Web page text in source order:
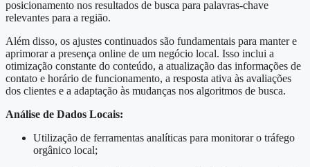
posicionamento nos resultados de busca para palavras-chave
relevantes para a região.
Além disso, os ajustes continuados são fundamentais para manter e
aprimorar a presença online de um negócio local. Isso inclui a
otimização constante do conteúdo, a atualização das informações de
contato e horário de funcionamento, a resposta ativa às avaliações
dos clientes e a adaptação às mudanças nos algoritmos de busca.
Análise de Dados Locais:
Utilização de ferramentas analíticas para monitorar o tráfego
orgânico local;